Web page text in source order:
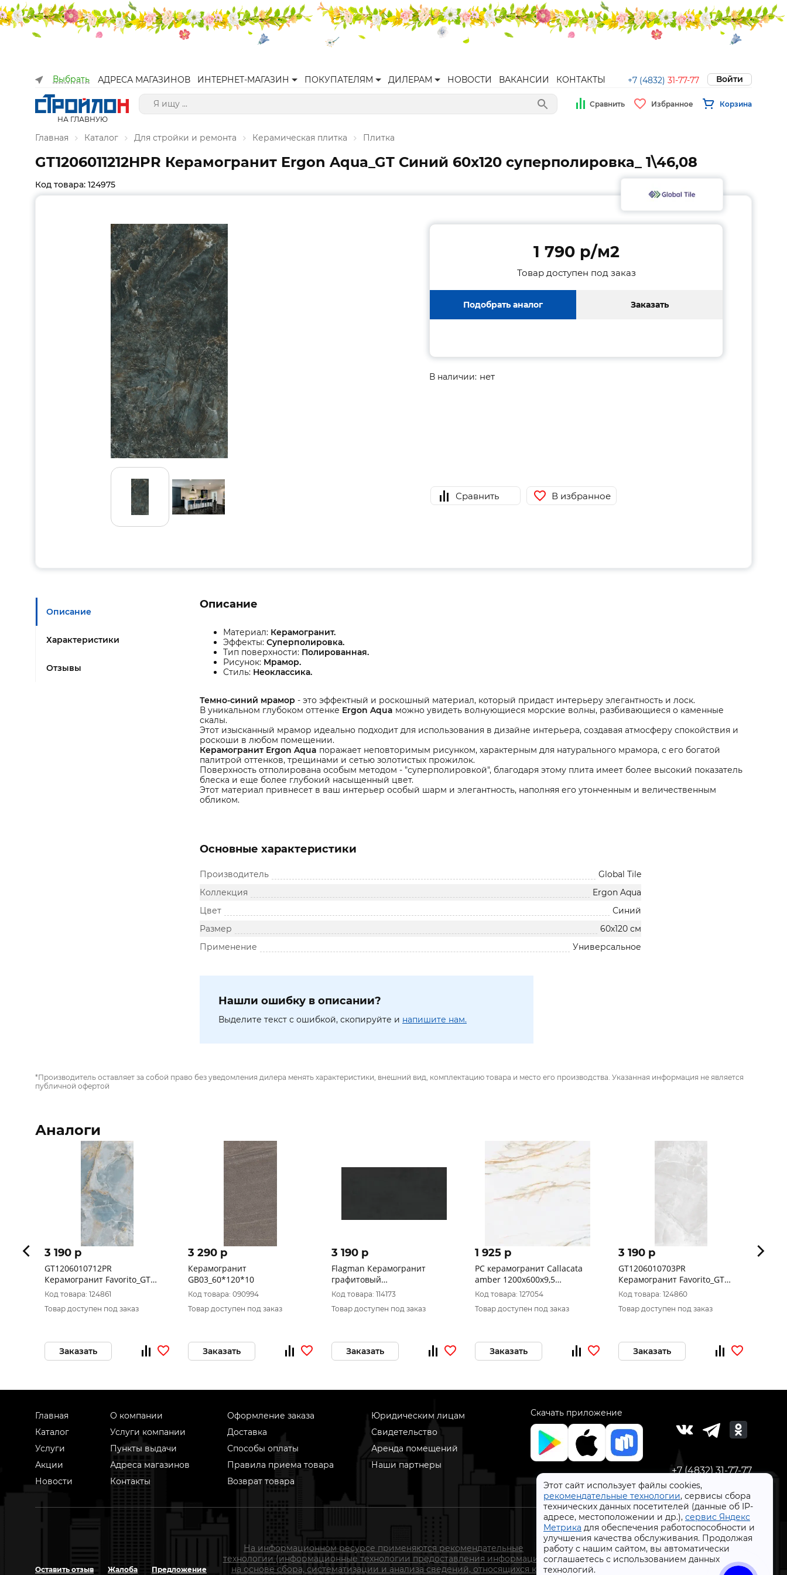
Выбрать АДРЕСА МАГАЗИНОВ ИНТЕРНЕТ-МАГАЗИН ПОКУПАТЕЛЯМ ДИЛЕРАМ НОВОСТИ ВАКАНСИИ КОНТАКТЫ +7 (4832) 31-77-77 Войти
НА ГЛАВНУЮ
Сравнить Избранное Корзина
Главная Каталог Для стройки и ремонта Керамическая плитка Плитка
Этот сайт использует файлы cookies,
рекомендательные технологии, сервисы сбора
технических данных посетителей (данные об IP-
адресе, местоположении и др.), сервис Яндекс
Метрика для обеспечения работоспособности и
улучшения качества обслуживания. Продолжая
работу с нашим сайтом, вы автоматически
соглашаетесь с использованием данных
технологий.
GT1206011212HPR Керамогранит Ergon Aqua_GT Синий 60x120 суперполировка_ 1\46,08
Код товара: 124975
1 790 p/м2
Товар доступен под заказ
Подобрать аналог Заказать
В наличии: нет
Сравнить В избранное
Описание
Характеристики
Отзывы
Описание
Материал: Керамогранит.
Эффекты: Суперполировка.
Тип поверхности: Полированная.
Рисунок: Мрамор.
Стиль: Неоклассика.
Темно-синий мрамор - это эффектный и роскошный материал, который придаст интерьеру элегантность и лоск.
В уникальном глубоком оттенке Ergon Aqua можно увидеть волнующиеся морские волны, разбивающиеся о каменные
скалы.
Этот изысканный мрамор идеально подходит для использования в дизайне интерьера, создавая атмосферу спокойствия и
роскоши в любом помещении.
Керамогранит Ergon Aqua поражает неповторимым рисунком, характерным для натурального мрамора, с его богатой
палитрой оттенков, трещинами и сетью золотистых прожилок.
Поверхность отполирована особым методом - "суперполировкой", благодаря этому плита имеет более высокий показатель
блеска и еще более глубокий насыщенный цвет.
Этот материал привнесет в ваш интерьер особый шарм и элегантность, наполняя его утонченным и величественным
обликом.
Основные характеристики
Производитель
Global Tile
Коллекция
Ergon Aqua
Цвет
Синий
Размер
60х120 см
Применение
Универсальное
Нашли ошибку в описании?
Выделите текст с ошибкой, скопируйте и напишите нам.
*Производитель оставляет за собой право без уведомления дилера менять характеристики, внешний вид, комплектацию товара и место его производства. Указанная информация не является
публичной офертой
Аналоги
3 190 p
GT1206010712PR
Керамогранит Favorito_GT
Синий 60x120 полир._ 1\46,08
Код товара: 124861
Товар доступен под заказ
Заказать
3 290 p
Керамогранит
GB03_60*120*10
Код товара: 090994
Товар доступен под заказ
Заказать
3 190 p
Flagman Керамогранит
графитовый
K952678R0001LPER 60х120
Код товара: 114173
Товар доступен под заказ
Заказать
1 925 p
РС керамогранит Callacata
amber 1200х600х9,5
ректификат матовый
Код товара: 127054
Товар доступен под заказ
Заказать
3 190 p
GT1206010703PR
Керамогранит Favorito_GT
Бел. 60x120 полир._ 1\46,08
Код товара: 124860
Товар доступен под заказ
Заказать
2
Главная
Каталог
Услуги
Акции
Новости
О компании
Услуги компании
Пункты выдачи
Адреса магазинов
Контакты
Оформление заказа
Доставка
Способы оплаты
Правила приема товара
Возврат товара
Юридическим лицам
Свидетельство
Аренда помещений
Наши партнеры
Скачать приложение
+7 (4832) 31-77-77
Оставить отзыв Жалоба Предложение
На информационном ресурсе применяются рекомендательные
технологии (информационные технологии предоставления информации
на основе сбора, систематизации и анализа сведений, относящихся к
СтройлоН 1998-2026 г.
Публичная оферта